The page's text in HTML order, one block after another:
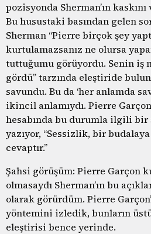
pozisyonda Sherman’ın
Bu husustaki basından gelen
Sherman “Pierre birçok şey
kurtulamazsanız ne olursa
tuttuğumu görüyordu. Senin iş
gördü” tarzında eleştiride
savundu. Bu da ‘her anlamda
ikincil anlamıydı. Pierre
hesabında bu durumla ilgili bir
yazıyor, “Sessizlik, bir
cevaptır.”
Şahsi görüşüm: Pierre Garçon
olmasaydı Sherman’ın bu
olarak görürdüm. Pierre
yöntemini izledik, bunların
eleştirisi bence yerinde.